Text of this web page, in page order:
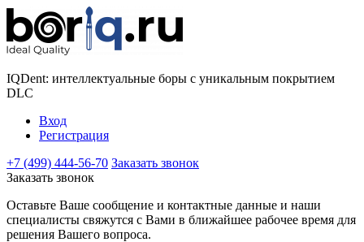
IQDent: интеллектуальные боры с уникальным покрытием
DLC
Вход
Регистрация
+7 (499) 444-56-70 Заказать звонок
Заказать звонок
Оставьте Ваше сообщение и контактные данные и наши
специалисты свяжутся с Вами в ближайшее рабочее время для
решения Вашего вопроса.